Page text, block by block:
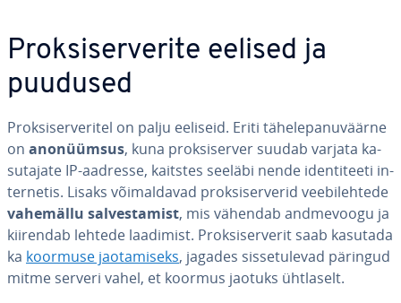
Prok­si­ser­ve­rite eelised ja
puudused
Prok­si­ser­ve­ri­tel on palju eeliseid. Eriti tä­he­le­pa­nu­väärne
on ano­nüüm­sus, kuna prok­si­ser­ver suudab varjata ka­
su­ta­jate IP-aadresse, kaitstes seeläbi nende iden­ti­teeti in­
ter­ne­tis. Lisaks või­mal­da­vad prok­si­ser­ve­rid vee­bi­leh­tede
vahemällu sal­ves­ta­mist, mis vähendab and­me­voogu ja
kiirendab lehtede laadimist. Prok­si­ser­ve­rit saab kasutada
ka koormuse jao­ta­miseks, jagades sis­se­tu­le­vad päringud
mitme serveri vahel, et koormus jaotuks ühtlaselt.